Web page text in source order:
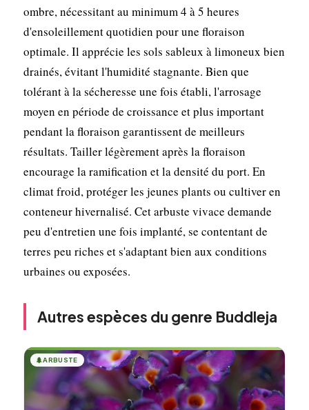
ombre, nécessitant au minimum 4 à 5 heures
d'ensoleillement quotidien pour une floraison
optimale. Il apprécie les sols sableux à limoneux bien
drainés, évitant l'humidité stagnante. Bien que
tolérant à la sécheresse une fois établi, l'arrosage
moyen en période de croissance et plus important
pendant la floraison garantissent de meilleurs
résultats. Tailler légèrement après la floraison
encourage la ramification et la densité du port. En
climat froid, protéger les jeunes plants ou cultiver en
conteneur hivernalisé. Cet arbuste vivace demande
peu d'entretien une fois implanté, se contentant de
terres peu riches et s'adaptant bien aux conditions
urbaines ou exposées.
Autres espèces du genre Buddleja
🌲ARBUSTE